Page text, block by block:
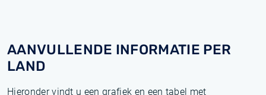
AANVULLENDE INFORMATIE PER
LAND
Hieronder vindt u een grafiek en een tabel met